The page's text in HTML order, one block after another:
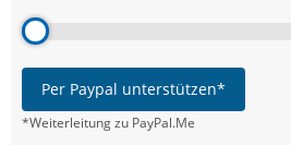
Per Paypal unterstützen*
*Weiterleitung zu PayPal.Me